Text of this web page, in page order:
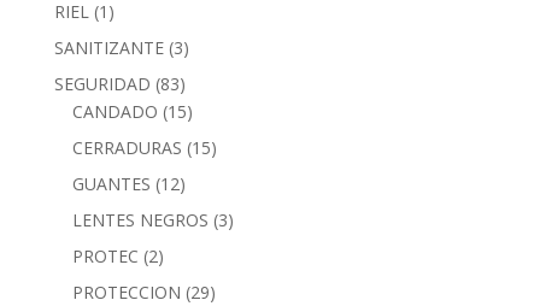
RIEL (1)
SANITIZANTE (3)
SEGURIDAD (83)
CANDADO (15)
CERRADURAS (15)
GUANTES (12)
LENTES NEGROS (3)
PROTEC (2)
PROTECCION (29)